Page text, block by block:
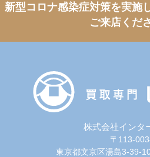
新型コロナ感染症対策を実施
ご来店くだ
株式会社インタ
〒113-
東京都文京区湯島3-39-